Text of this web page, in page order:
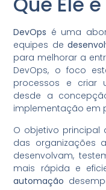
DevOps é uma
equipes de
para melhorar a
DevOps, o foco
processos e criar
desde a
implementação em
O objetivo principal
das organizações
desenvolvam,
mais rápida e
automação